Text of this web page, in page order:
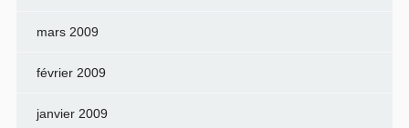
mars 2009
février 2009
janvier 2009